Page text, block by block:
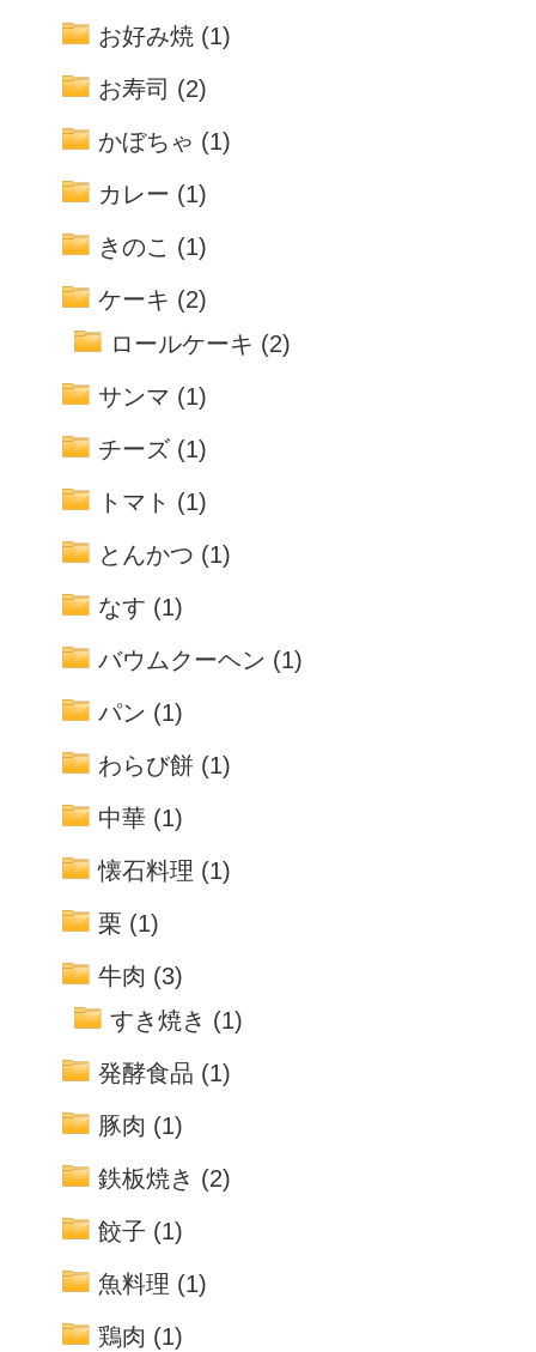
お好み焼 (1)
お寿司 (2)
かぼちゃ (1)
カレー (1)
きのこ (1)
ケーキ (2)
ロールケーキ (2)
サンマ (1)
チーズ (1)
トマト (1)
とんかつ (1)
なす (1)
バウムクーヘン (1)
パン (1)
わらび餅 (1)
中華 (1)
懐石料理 (1)
栗 (1)
牛肉 (3)
すき焼き (1)
発酵食品 (1)
豚肉 (1)
鉄板焼き (2)
餃子 (1)
魚料理 (1)
鶏肉 (1)